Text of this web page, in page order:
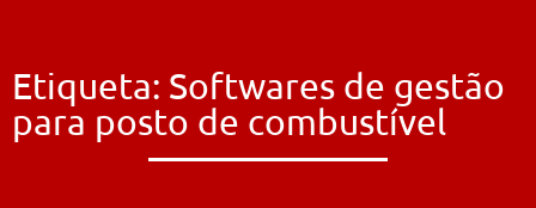
Etiqueta: Softwares de gestão
para posto de combustível